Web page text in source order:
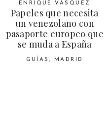
ENRIQUE VÁSQUEZ
Papeles que necesita
un venezolano con
pasaporte europeo que
se muda a España
GUÍAS , MADRID